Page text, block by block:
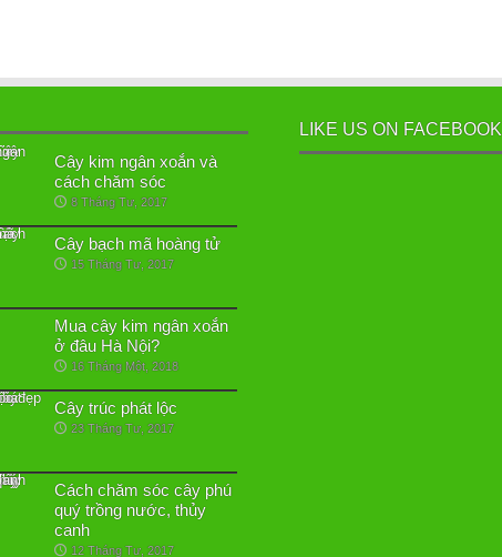
Cây kim ngân xoắn và
cách chăm sóc
8 Tháng Tư, 2017
Cây bạch mã hoàng tử
15 Tháng Tư, 2017
Mua cây kim ngân xoắn
ở đâu Hà Nội?
16 Tháng Một, 2018
Cây trúc phát lộc
23 Tháng Tư, 2017
Cách chăm sóc cây phú
quý trồng nước, thủy
canh
12 Tháng Tư, 2017
LIKE US ON FACEBOOK